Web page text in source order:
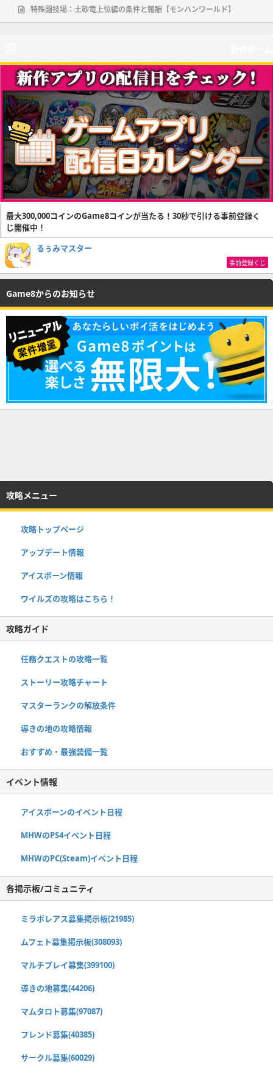
特殊闘技場：土砂竜上位編の条件と報酬【モンハンワールド】
最大300,000コインのGame8コインが当たる！30秒で引ける事前登録く
じ開催中！
るぅみマスター
事前登録くじ
Game8からのお知らせ
攻略メニュー
攻略トップページ
アップデート情報
アイスボーン情報
ワイルズの攻略はこちら！
攻略ガイド
任務クエストの攻略一覧
ストーリー攻略チャート
マスターランクの解放条件
導きの地の攻略情報
おすすめ・最強装備一覧
イベント情報
アイスボーンのイベント日程
MHWのPS4イベント日程
MHWのPC(Steam)イベント日程
各掲示板/コミュニティ
ミラボレアス募集掲示板(21985)
ムフェト募集掲示板(308093)
マルチプレイ募集(399100)
導きの地募集(44206)
マムタロト募集(97087)
フレンド募集(40385)
サークル募集(60029)